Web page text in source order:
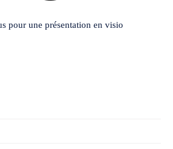
pour une présentation en visio